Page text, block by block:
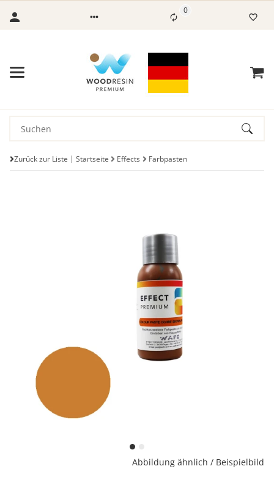
0
Zurück zur Liste Startseite Effects Farbpasten
Abbildung ähnlich / Beispielbild